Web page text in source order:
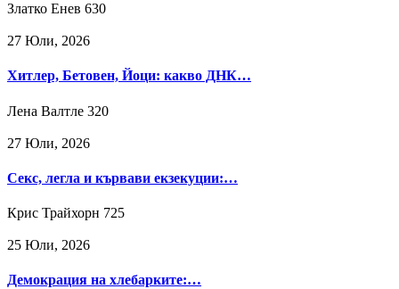
Златко Енев 630
27 Юли, 2026
Хитлер, Бетовен, Йоци: какво ДНК…
Лена Валтле 320
27 Юли, 2026
Секс, легла и кървави екзекуции:…
Крис Трайхорн 725
25 Юли, 2026
Демокрация на хлебарките:…